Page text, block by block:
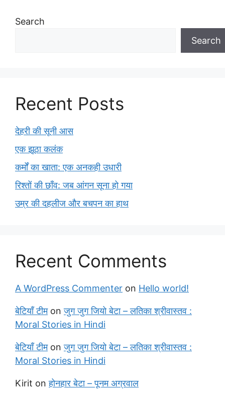
Search
Search
Recent Posts
देहरी की सूनी आस
एक झूठा कलंक
कर्मों का खाता: एक अनकही उधारी
रिश्तों की छाँव: जब आंगन सूना हो गया
उम्र की दहलीज और बचपन का हाथ
Recent Comments
A WordPress Commenter on Hello world!
बेटियाँ टीमonजुग जुग जियो बेटा – लतिका श्रीवास्तव :
Moral Stories in Hindi
बेटियाँ टीमonजुग जुग जियो बेटा – लतिका श्रीवास्तव :
Moral Stories in Hindi
Kirit onहोनहार बेटा – पूनम अग्रवाल